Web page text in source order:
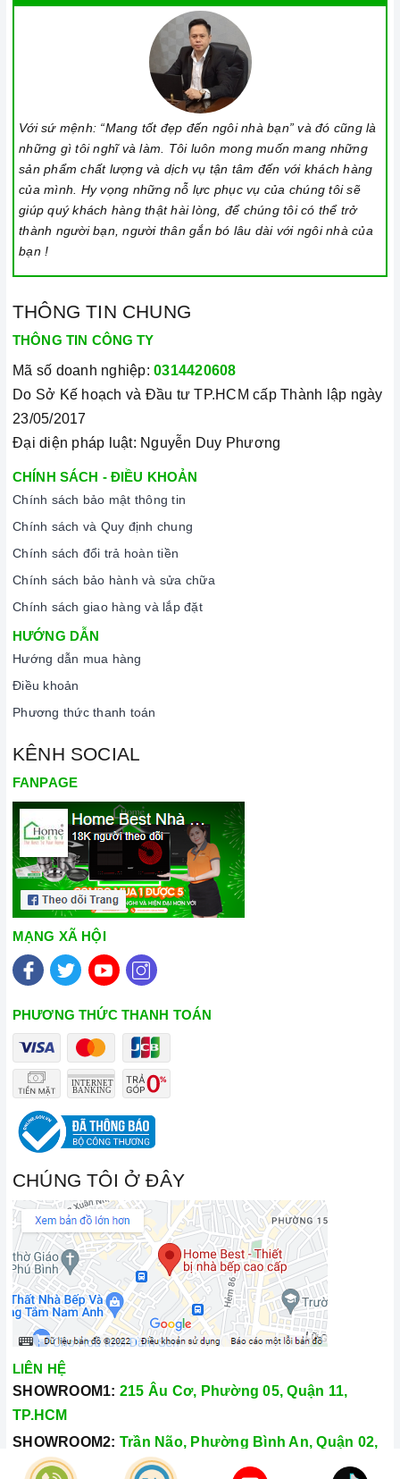
Với sứ mệnh: “Mang tốt đẹp đến ngôi nhà bạn” và đó cũng là
những gì tôi nghĩ và làm. Tôi luôn mong muốn mang những
sản phẩm chất lượng và dịch vụ tận tâm đến với khách hàng
của mình. Hy vọng những nỗ lực phục vụ của chúng tôi sẽ
giúp quý khách hàng thật hài lòng, để chúng tôi có thể trở
thành người bạn, người thân gắn bó lâu dài với ngôi nhà của
bạn !
THÔNG TIN CHUNG
THÔNG TIN CÔNG TY
Mã số doanh nghiệp: 0314420608
Do Sở Kế hoạch và Đầu tư TP.HCM cấp Thành lập ngày
23/05/2017
Đại diện pháp luật: Nguyễn Duy Phương
CHÍNH SÁCH - ĐIỀU KHOẢN
Chính sách bảo mật thông tin
Chính sách và Quy định chung
Chính sách đổi trả hoàn tiền
Chính sách bảo hành và sửa chữa
Chính sách giao hàng và lắp đặt
HƯỚNG DẪN
Hướng dẫn mua hàng
Điều khoản
Phương thức thanh toán
KÊNH SOCIAL
FANPAGE
MẠNG XÃ HỘI
PHƯƠNG THỨC THANH TOÁN
CHÚNG TÔI Ở ĐÂY
LIÊN HỆ
SHOWROOM1: 215 Âu Cơ, Phường 05, Quận 11,
TP.HCM
SHOWROOM2: Trần Não, Phường Bình An, Quận 02,
TP.HCM